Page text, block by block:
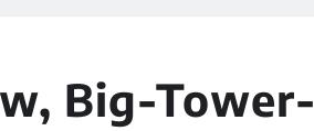
Big-Tower-